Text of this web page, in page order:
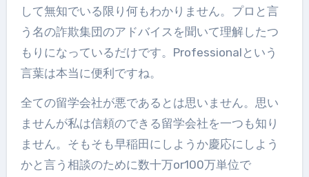
して無知でいる限り何もわかりません。プロと言
う名の詐欺集団のアドバイスを聞いて理解したつ
もりになっているだけです。Professionalという
言葉は本当に便利ですね。
全ての留学会社が悪であるとは思いません。思い
ませんが私は信頼のできる留学会社を一つも知り
ません。そもそも早稲田にしようか慶応にしよう
かと言う相談のために数十万or100万単位で